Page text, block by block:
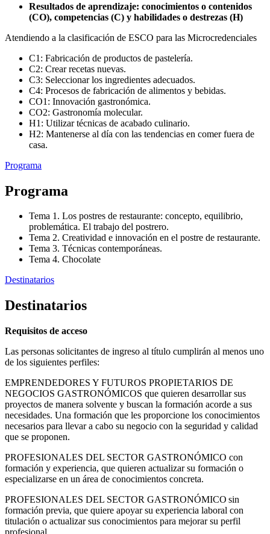
Resultados de aprendizaje: conocimientos o contenidos
(CO), competencias (C) y habilidades o destrezas (H)
Atendiendo a la clasificación de ESCO para las Microcredenciales
C1: Fabricación de productos de pastelería.
C2: Crear recetas nuevas.
C3: Seleccionar los ingredientes adecuados.
C4: Procesos de fabricación de alimentos y bebidas.
CO1: Innovación gastronómica.
CO2: Gastronomía molecular.
H1: Utilizar técnicas de acabado culinario.
H2: Mantenerse al día con las tendencias en comer fuera de
casa.
Programa
Programa
Tema 1. Los postres de restaurante: concepto, equilibrio,
problemática. El trabajo del postrero.
Tema 2. Creatividad e innovación en el postre de restaurante.
Tema 3. Técnicas contemporáneas.
Tema 4. Chocolate
Destinatarios
Destinatarios
Requisitos de acceso
Las personas solicitantes de ingreso al título cumplirán al menos uno
de los siguientes perfiles:
EMPRENDEDORES Y FUTUROS PROPIETARIOS DE
NEGOCIOS GASTRONÓMICOS que quieren desarrollar sus
proyectos de manera solvente y buscan la formación acorde a sus
necesidades. Una formación que les proporcione los conocimientos
necesarios para llevar a cabo su negocio con la seguridad y calidad
que se proponen.
PROFESIONALES DEL SECTOR GASTRONÓMICO con
formación y experiencia, que quieren actualizar su formación o
especializarse en un área de conocimientos concreta.
PROFESIONALES DEL SECTOR GASTRONÓMICO sin
formación previa, que quiere apoyar su experiencia laboral con
titulación o actualizar sus conocimientos para mejorar su perfil